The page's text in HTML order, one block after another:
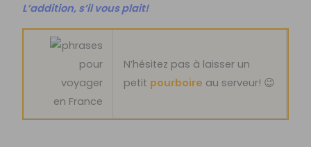
L’addition, s’il vous plait!
N’hésitez pas à laisser un
petit pourboire au serveur! 😉